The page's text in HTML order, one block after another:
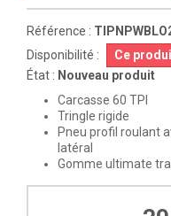
Référence :
Disponibilité :
Ce
État : Nouveau produit
Carcasse 60 TPI
Tringle rigide
Pneu profil roulant
latéral
Gomme ultimate